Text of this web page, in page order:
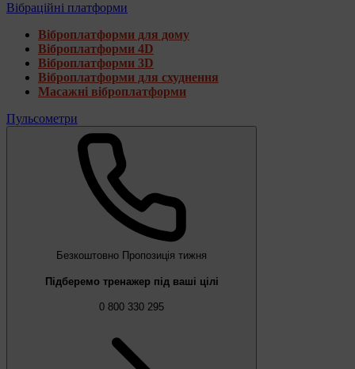
Вібраційні платформи
Віброплатформи для дому
Віброплатформи 4D
Віброплатформи 3D
Віброплатформи для схуднення
Масажні віброплатформи
Пульсометри
Безкоштовно Пропозиція тижня
Підберемо тренажер під ваші цілі
0 800 330 295